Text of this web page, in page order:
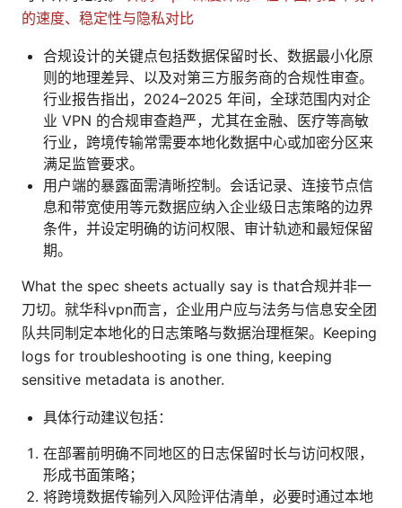
的速度、稳定性与隐私对比
合规设计的关键点包括数据保留时长、数据最小化原
则的地理差异、以及对第三方服务商的合规性审查。
行业报告指出，2024–2025 年间，全球范围内对企
业 VPN 的合规审查趋严，尤其在金融、医疗等高敏
行业，跨境传输常需要本地化数据中心或加密分区来
满足监管要求。
用户端的暴露面需清晰控制。会话记录、连接节点信
息和带宽使用等元数据应纳入企业级日志策略的边界
条件，并设定明确的访问权限、审计轨迹和最短保留
期。
What the spec sheets actually say is that合规并非一
刀切。就华科vpn而言，企业用户应与法务与信息安全团
队共同制定本地化的日志策略与数据治理框架。Keeping
logs for troubleshooting is one thing, keeping
sensitive metadata is another.
具体行动建议包括：
在部署前明确不同地区的日志保留时长与访问权限，
形成书面策略；
将跨境数据传输列入风险评估清单，必要时通过本地